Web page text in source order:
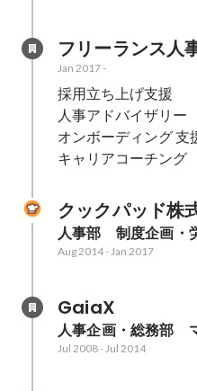
フリーランス人
Jan 2017-
採用立ち上げ支援
人事アドバイザリー
オンボーディング 支
キャリアコーチング
クックパッド株
人事部　制度企画・
Aug 2014-Jan 2017
GaiaX
人事企画・総務部　
Jul 2008-Jul 2014